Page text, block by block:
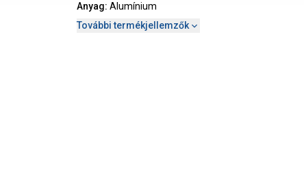
Anyag: Alumínium
További termékjellemzők